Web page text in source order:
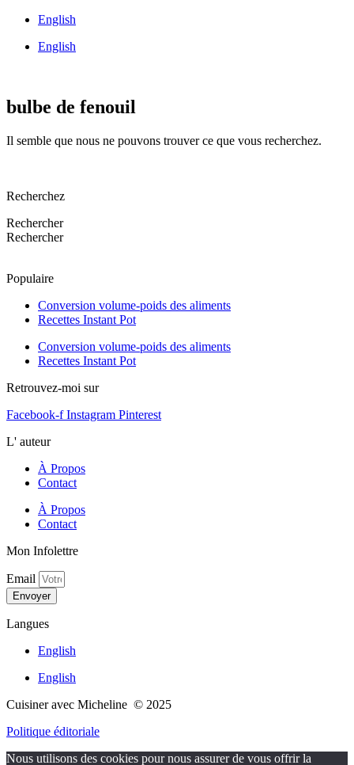
English
English
bulbe de fenouil
Il semble que nous ne pouvons trouver ce que vous recherchez.
Recherchez
Rechercher
Rechercher
Populaire
Conversion volume-poids des aliments
Recettes Instant Pot
Conversion volume-poids des aliments
Recettes Instant Pot
Retrouvez-moi sur
Facebook-f Instagram Pinterest
L' auteur
À Propos
Contact
À Propos
Contact
Mon Infolettre
Email
Envoyer
Langues
English
English
Cuisiner avec Micheline © 2025
Politique éditoriale
Nous utilisons des cookies pour nous assurer de vous offrir la